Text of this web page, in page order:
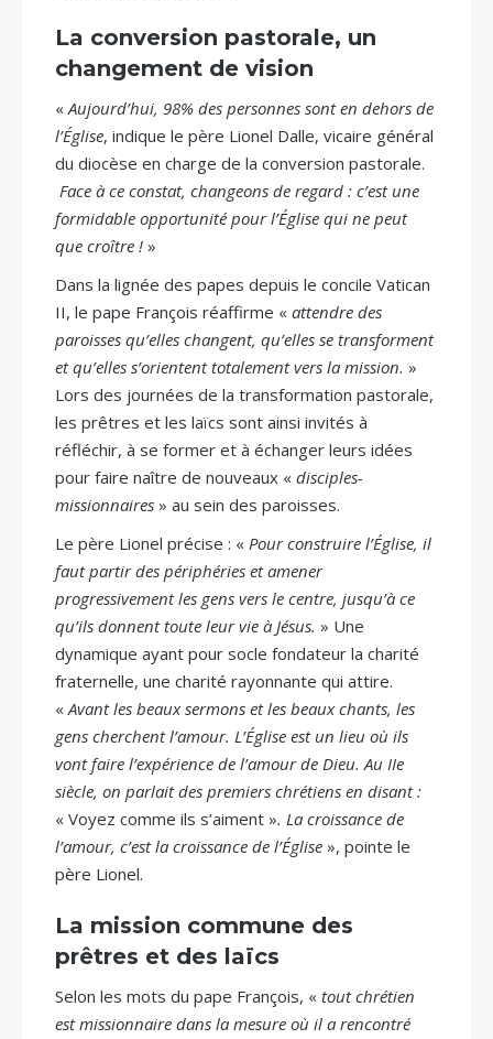
La conversion pastorale, un
changement de vision
«Aujourd’hui, 98% des personnes sont en dehors de
l’Église, indique le père Lionel Dalle, vicaire général
du diocèse en charge de la conversion pastorale.
Face à ce constat, changeons de regard : c’est une
formidable opportunité pour l’Église qui ne peut
que croître ! »
Dans la lignée des papes depuis le concile Vatican
II, le pape François réaffirme « attendre des
paroisses qu’elles changent, qu’elles se transforment
et qu’elles s’orientent totalement vers la mission. »
Lors des journées de la transformation pastorale,
les prêtres et les laïcs sont ainsi invités à
réfléchir, à se former et à échanger leurs idées
pour faire naître de nouveaux « disciples-
missionnaires » au sein des paroisses.
Le père Lionel précise : « Pour construire l’Église, il
faut partir des périphéries et amener
progressivement les gens vers le centre, jusqu’à ce
qu’ils donnent toute leur vie à Jésus. » Une
dynamique ayant pour socle fondateur la charité
fraternelle, une charité rayonnante qui attire.
«Avant les beaux sermons et les beaux chants, les
gens cherchent l’amour. L’Église est un lieu où ils
vont faire l’expérience de l’amour de Dieu. Au IIe
siècle, on parlait des premiers chrétiens en disant :
« Voyez comme ils s’aiment ». La croissance de
l’amour, c’est la croissance de l’Église », pointe le
père Lionel.
La mission commune des
prêtres et des laïcs
Selon les mots du pape François, « tout chrétien
est missionnaire dans la mesure où il a rencontré